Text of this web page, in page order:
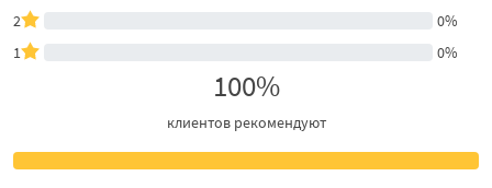
2
0%
1
0%
100%
клиентов рекомендуют